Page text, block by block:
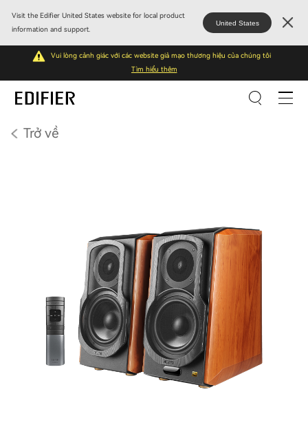
Visit the Edifier United States website for local product
information and support.
United States
Vui lòng cảnh giác với các website giả mạo thương hiệu của chúng tôi
Tìm hiểu thêm
Trở về